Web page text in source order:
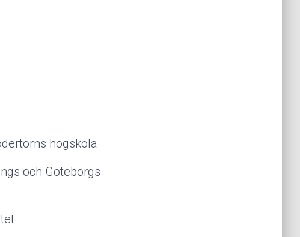
högskola
och Göteborgs